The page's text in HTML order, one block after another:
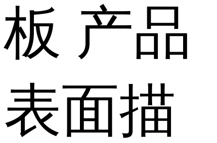
板 产品
表面描